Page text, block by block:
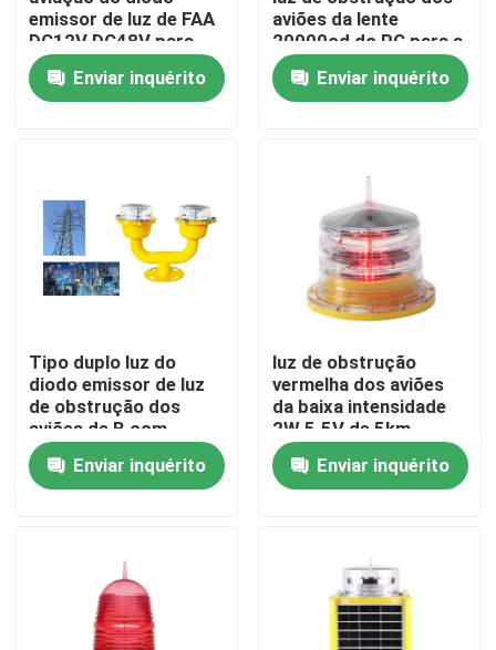
Casa
Produtos
Excursão da fábrica
Controle da qualidade
Contacte-nos
Peça umas citações
Luz de obstrução posta solar
Luz de obstrução dos aviões
emissor de luz de FAA
DC12V DC48V para
construir
Enviar inquérito
aviões da lente
20000cd do PC para a
chaminé
Enviar inquérito
Tipo duplo luz do
diodo emissor de luz
de obstrução dos
aviões de B com
resistência de
impactoEnviar inquérito
luz de obstrução
vermelha dos aviões
da baixa intensidade
2W 5.5V de 5km
Enviar inquérito